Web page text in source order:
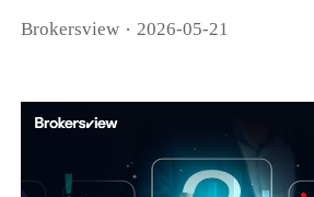
Brokersview · 2026-05-21